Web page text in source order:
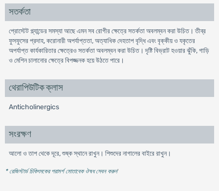
সতর্কতা
প্রোস্টেট গ্ল্যান্ডের সমস্যা আছে এমন সব রোগীর ক্ষেত্রে সতর্কতা অবলম্বন করা উচিত। তীব্র
ফুসফুসের প্রদাহ, করোনারী অপর্যাপ্ততা, অত্যাধিক দেহতাপ বৃদ্ধি এবং বৃক্কীয় ও যকৃতের
অপর্যাপ্ত কার্যকারিতার ক্ষেত্রেও সতর্কতা অবলম্বন করা উচিত। দৃষ্টি বিভ্রাট হওয়ার ঝুঁকি, গাড়ি
ও মেশিন চালানোর ক্ষেত্রে বিপজ্জনক হয়ে উঠতে পারে।
থেরাপিউটিক ক্লাস
Anticholinergics
সংরক্ষণ
আলো ও তাপ থেকে দূরে, শুষ্ক স্থানে রাখুন। শিশুদের নাগালের বাইরে রাখুন।
* রেজিস্টার্ড চিকিৎসকের পরামর্শ মোতাবেক ঔষধ সেবন করুন'